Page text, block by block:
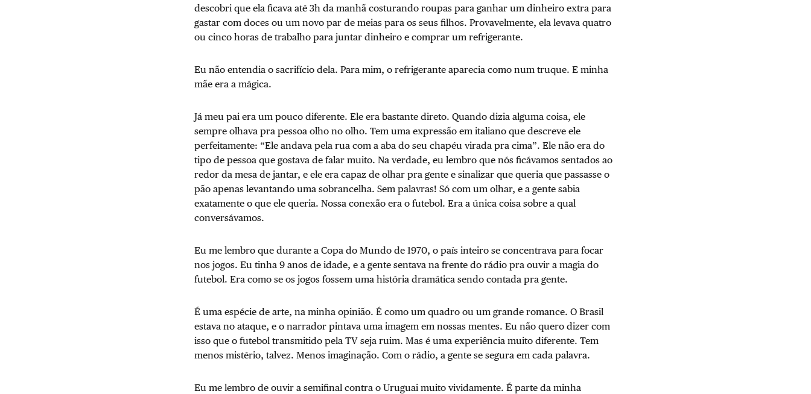
descobri que ela ficava até 3h da manhã costurando roupas para ganhar um dinheiro extra para
gastar com doces ou um novo par de meias para os seus filhos. Provavelmente, ela levava quatro
ou cinco horas de trabalho para juntar dinheiro e comprar um refrigerante.
Eu não entendia o sacrifício dela. Para mim, o refrigerante aparecia como num truque. E minha
mãe era a mágica.
Já meu pai era um pouco diferente. Ele era bastante direto. Quando dizia alguma coisa, ele
sempre olhava pra pessoa olho no olho. Tem uma expressão em italiano que descreve ele
perfeitamente: “Ele andava pela rua com a aba do seu chapéu virada pra cima”. Ele não era do
tipo de pessoa que gostava de falar muito. Na verdade, eu lembro que nós ficávamos sentados ao
redor da mesa de jantar, e ele era capaz de olhar pra gente e sinalizar que queria que passasse o
pão apenas levantando uma sobrancelha. Sem palavras! Só com um olhar, e a gente sabia
exatamente o que ele queria. Nossa conexão era o futebol. Era a única coisa sobre a qual
conversávamos.
Eu me lembro que durante a Copa do Mundo de 1970, o país inteiro se concentrava para focar
nos jogos. Eu tinha 9 anos de idade, e a gente sentava na frente do rádio pra ouvir a magia do
futebol. Era como se os jogos fossem uma história dramática sendo contada pra gente.
É uma espécie de arte, na minha opinião. É como um quadro ou um grande romance. O Brasil
estava no ataque, e o narrador pintava uma imagem em nossas mentes. Eu não quero dizer com
isso que o futebol transmitido pela TV seja ruim. Mas é uma experiência muito diferente. Tem
menos mistério, talvez. Menos imaginação. Com o rádio, a gente se segura em cada palavra.
Eu me lembro de ouvir a semifinal contra o Uruguai muito vividamente. É parte da minha